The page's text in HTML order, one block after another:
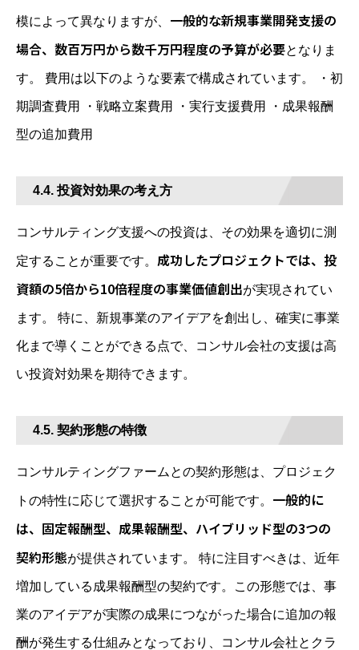
模によって異なりますが、 一般的な新規事業開発支援の
場合、数百万円から数千万円程度の予算が必要となりま
す。 費用は以下のような要素で構成されています。 ・初
期調査費用 ・戦略立案費用 ・実行支援費用 ・成果報酬
型の追加費用
4.4. 投資対効果の考え方
コンサルティング支援への投資は、その効果を適切に測
定することが重要です。 成功したプロジェクトでは、投
資額の5倍から10倍程度の事業価値創出が実現されてい
ます。 特に、新規事業のアイデアを創出し、確実に事業
化まで導くことができる点で、コンサル会社の支援は高
い投資対効果を期待できます。
4.5. 契約形態の特徴
コンサルティングファームとの契約形態は、プロジェク
トの特性に応じて選択することが可能です。 一般的に
は、固定報酬型、成果報酬型、ハイブリッド型の3つの
契約形態が提供されています。 特に注目すべきは、近年
増加している成果報酬型の契約です。この形態では、事
業のアイデアが実際の成果につながった場合に追加の報
酬が発生する仕組みとなっており、コンサル会社とクラ